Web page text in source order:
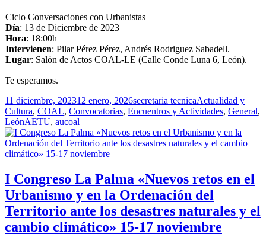
Ciclo Conversaciones con Urbanistas
Día: 13 de Diciembre de 2023
Hora: 18:00h
Intervienen: Pilar Pérez Pérez, Andrés Rodriguez Sabadell.
Lugar: Salón de Actos COAL-LE (Calle Conde Luna 6, León).
Te esperamos.
Publicado
el
11 diciembre, 202312 enero, 2026Autor
secretaria tecnicaCategorías
Actualidad y
Cultura, COAL, Convocatorias, Encuentros y Actividades, General,
LeónEtiquetas
AETU, aucoal
I Congreso La Palma «Nuevos retos en el
Urbanismo y en la Ordenación del
Territorio ante los desastres naturales y el
cambio climático» 15-17 noviembre